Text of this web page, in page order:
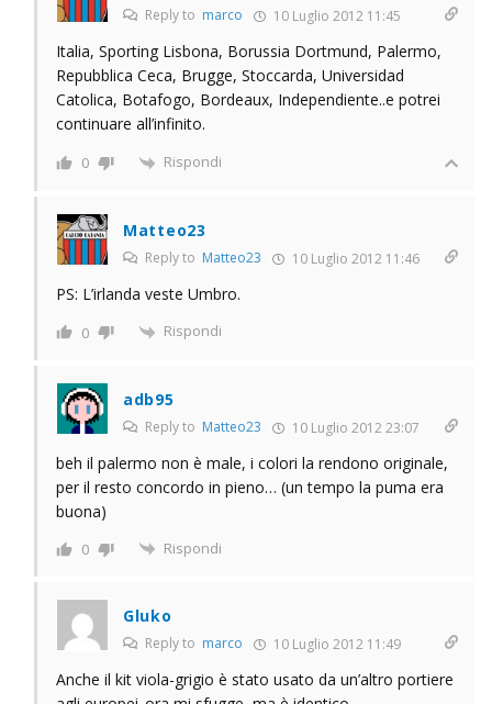
Reply to marco 10 Luglio 2012 11:45
Italia, Sporting Lisbona, Borussia Dortmund, Palermo,
Repubblica Ceca, Brugge, Stoccarda, Universidad
Catolica, Botafogo, Bordeaux, Independiente..e potrei
continuare all’infinito.
0 Rispondi
Matteo23
Reply to Matteo23 10 Luglio 2012 11:46
PS: L’irlanda veste Umbro.
0 Rispondi
adb95
Reply to Matteo23 10 Luglio 2012 23:07
beh il palermo non è male, i colori la rendono originale,
per il resto concordo in pieno… (un tempo la puma era
buona)
0 Rispondi
Gluko
Reply to marco 10 Luglio 2012 11:49
Anche il kit viola-grigio è stato usato da un’altro portiere